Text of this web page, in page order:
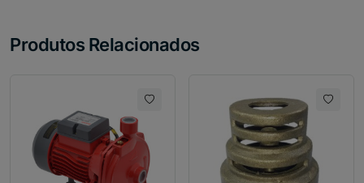
Produtos Relacionados